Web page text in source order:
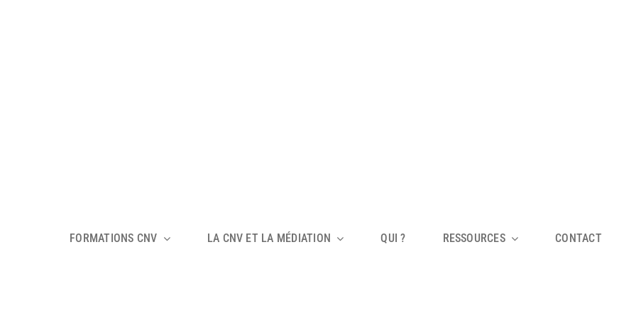
FORMATIONS CNV LA CNV ET LA MÉDIATION QUI ? RESSOURCES CONTACT